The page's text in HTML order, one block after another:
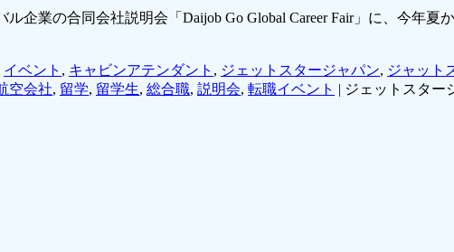
企業の合同会社説明会「Daijob Go Global Career Fair」に、今年
イベント , キャビンアテンダント , ジェットスタージャパン, ジャット
空会社, 留学, 留学生, 総合職, 説明会, 転職イベント | ジェットスター